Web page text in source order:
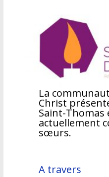
La
Christ
Saint-Thomas
actuellement
sœurs.
A travers